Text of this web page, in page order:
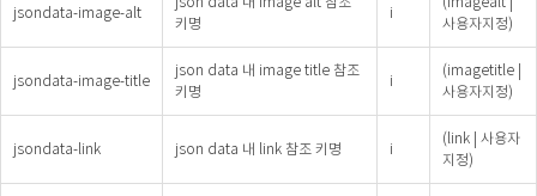
jsondata-image-alt
키명
i
사용자지정)
jsondata-image-title
json data 내 image title 참조
키명
i
(imagetitle |
사용자지정)
jsondata-link json data 내 link 참조 키명 i
(link | 사용자
지정)